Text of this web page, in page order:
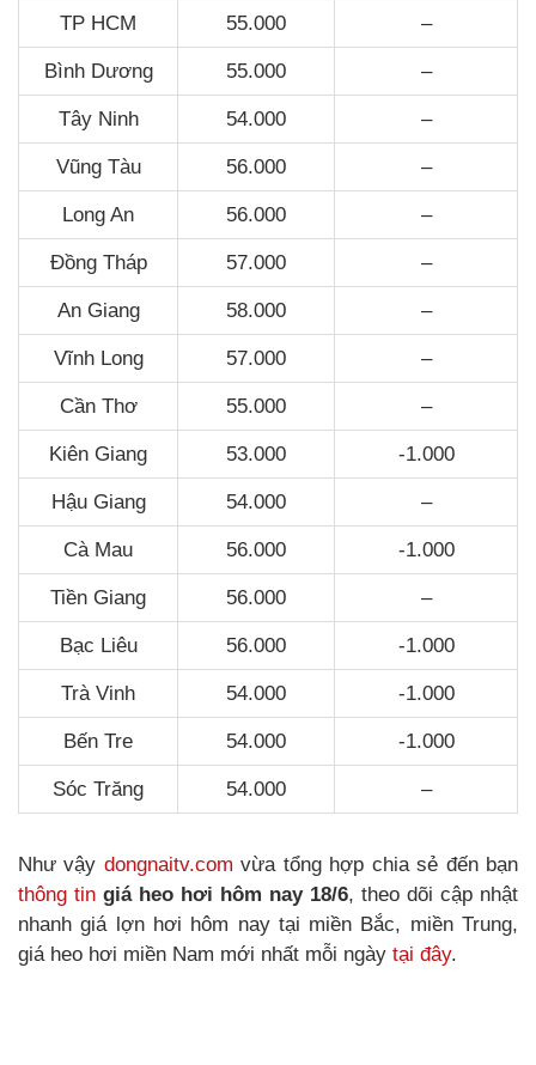
TP HCM 55.000 –
Bình Dương 55.000 –
Tây Ninh 54.000 –
Vũng Tàu 56.000 –
Long An 56.000 –
Đồng Tháp 57.000 –
An Giang 58.000 –
Vĩnh Long 57.000 –
Cần Thơ 55.000 –
Kiên Giang 53.000 -1.000
Hậu Giang 54.000 –
Cà Mau 56.000 -1.000
Tiền Giang 56.000 –
Bạc Liêu 56.000 -1.000
Trà Vinh 54.000 -1.000
Bến Tre 54.000 -1.000
Sóc Trăng 54.000 –
Như vậy dongnaitv.com vừa tổng hợp chia sẻ đến bạn
thông tin giá heo hơi hôm nay 18/6, theo dõi cập nhật
nhanh giá lợn hơi hôm nay tại miền Bắc, miền Trung,
giá heo hơi miền Nam mới nhất mỗi ngày tại đây.